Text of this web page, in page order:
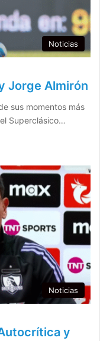
Noticias
Jorge Almirón
sus momentos más
Superclásico…
Noticias
y